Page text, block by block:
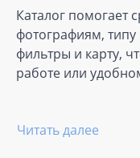
Каталог помогает
фотографиям,
фильтры и карту,
работе или
Читать далее